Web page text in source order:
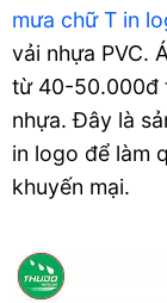
mưa chữ T in
vải nhựa PVC.
từ 40-50.000đ
nhựa. Đây là
in logo để làm
khuyến mại.